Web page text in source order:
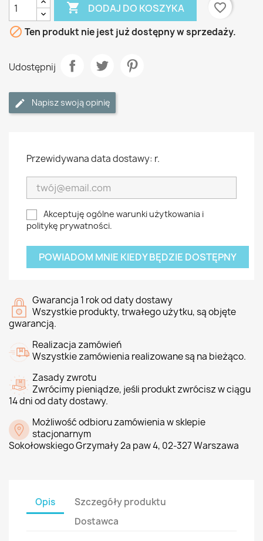
 DODAJ DO KOSZYKA
favorite_border
 Ten produkt nie jest już dostępny w sprzedaży.
Udostępnij
Napisz swoją opinię
Przewidywana data dostawy: r.
Akceptuję ogólne warunki użytkowania i
politykę prywatności.
POWIADOM MNIE KIEDY BĘDZIE DOSTĘPNY
Gwarancja 1 rok od daty dostawy
Wszystkie produkty, trwałego użytku, są objęte
gwarancją.
Realizacja zamówień
Wszystkie zamówienia realizowane są na bieżąco.
Zasady zwrotu
Zwrócimy pieniądze, jeśli produkt zwrócisz w ciągu
14 dni od daty dostawy.
Możliwość odbioru zamówienia w sklepie
stacjonarnym
Sokołowskiego Grzymały 2a paw 4, 02-327 Warszawa
Opis
Szczegóły produktu
Dostawca